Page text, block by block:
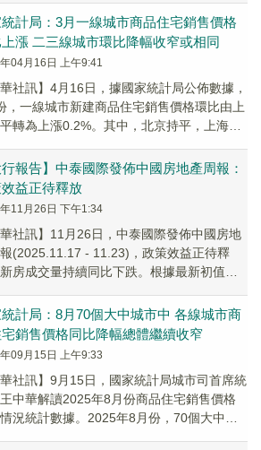
計局：3月一線城市商品住宅銷售價格
漲 二三線城市環比降幅收窄或相同
04月16日 上午9:41
華社訊】4月16日，據國家統計局公佈數據，
，一線城市新建商品住宅銷售價格環比由上
轉為上漲0.2%。其中，北京持平，上海、
行報告】中泰國際發佈中國房地產周報：
益正待釋放
11月26日 下午1:34
華社訊】11月26日，中泰國際發佈中國房地
(2025.11.17 - 11.23)，政策效益正待釋
房成交量持續同比下跌。根據最新初值及
計局：8月70個大中城市中 各線城市商
銷售價格同比降幅總體繼續收窄
09月15日 上午9:33
華社訊】9月15日，國家統計局城市司首席統
中華解讀2025年8月份商品住宅銷售價格
況統計數據。2025年8月份，70個大中城